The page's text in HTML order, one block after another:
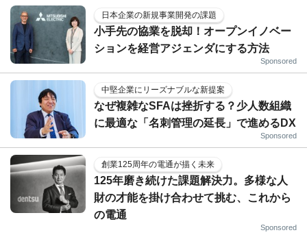
日本企業の新規事業開発の課題
小手先の協業を脱却！オープンイノベー
ションを経営アジェンダにする方法
Sponsored
中堅企業にリーズナブルな新提案
なぜ複雑なSFAは挫折する？少人数組織
に最適な「名刺管理の延長」で進めるDX
Sponsored
創業125周年の電通が描く未来
125年磨き続けた課題解決力。多様な人
財の才能を掛け合わせて挑む、これから
の電通
Sponsored